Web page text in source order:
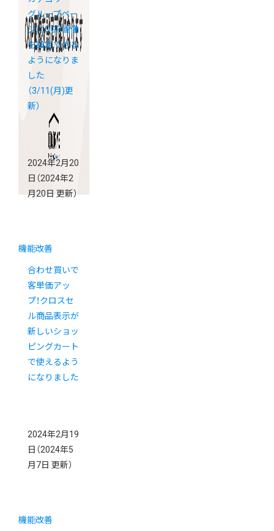
グループペー
ジにOGP画像
を設定できる
ようになりま
した
（3/11(月)更
新）
2024年2月20
日 （2024年2
月20日 更新）
機能改善
合わせ買いで
客単価アッ
プ！クロスセ
ル商品表示が
新しいショッ
ピングカート
で使えるよう
になりました
2024年2月19
日 （2024年5
月7日 更新）
機能改善